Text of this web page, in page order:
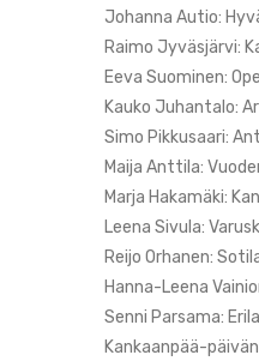
Johanna Autio:
Raimo Jyväsjärvi:
Eeva Suominen:
Kauko Juhantalo:
Simo Pikkusaari:
Maija Anttila:
Marja Hakamäki:
Leena Sivula:
Reijo Orhanen:
Hanna-Leena
Senni Parsama:
Kankaanpää-